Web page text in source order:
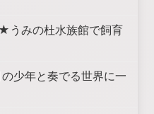
うみの杜水族館で飼育
少年と奏でる世界に一